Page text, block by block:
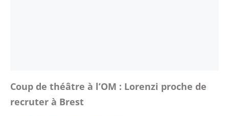
Coup de théâtre à l’OM : Lorenzi proche de
recruter à Brest